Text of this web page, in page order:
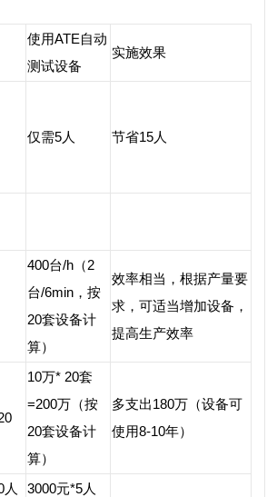
使用ATE自动
测试设备
实施效果
仅需5人 节省15人
400台/h（2
台/6min，按
20套设备计
算）
效率相当，根据产量要
求，可适当增加设备，
提高生产效率
10万* 20套
=200万（按
20套设备计
算）
多支出180万（设备可
使用8-10年）
人
3000元*5人